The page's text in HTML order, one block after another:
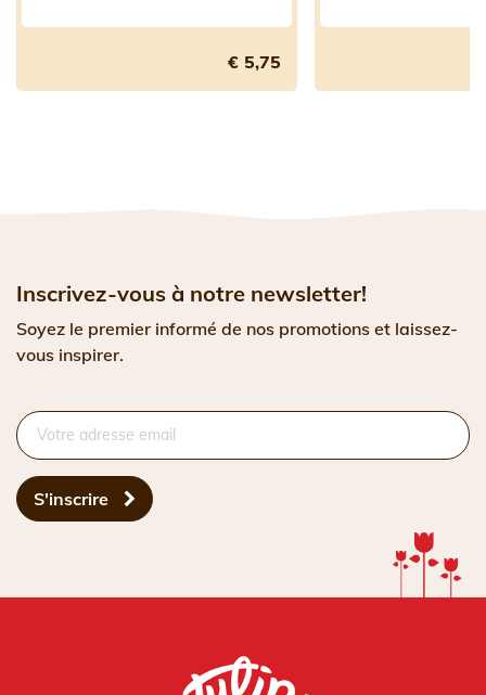
€ 5,75
Inscrivez-vous à notre newsletter!
Soyez le premier informé de nos promotions et laissez-
vous inspirer.
S'inscrire